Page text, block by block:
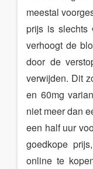
meestal
prijs is slechts
verhoogt de
door de
verwijden. Dit
en 60mg
niet meer dan
een half uur
goedkope
online te